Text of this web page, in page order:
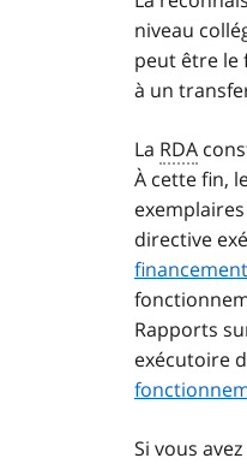
niveau
peut être le
à un
La RDA
À cette fin,
directive
Rapports
exécutoire
Si vous